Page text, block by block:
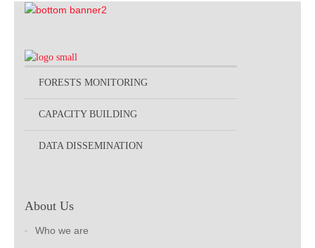
FORESTS MONITORING
CAPACITY BUILDING
DATA DISSEMINATION
About Us
Who we are